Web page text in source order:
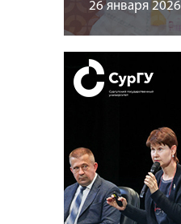
26 января 2026